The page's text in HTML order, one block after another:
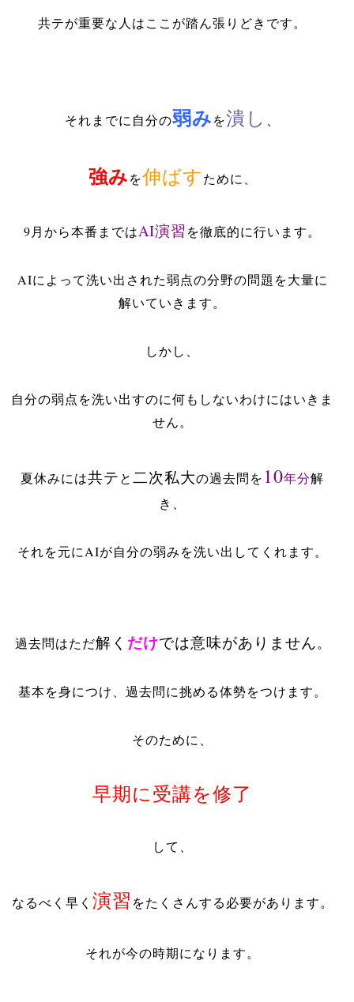
共テが重要な人はここが踏ん張りどきです。
それまでに自分の弱みを潰し
強みを伸ばすために、
9月から本番まではAI演習 を徹底的に行います。
AIによって洗い出された弱点の分野の問題を大量に
解いていきます。
しかし、
自分の弱点を洗い出すのに何もしないわけにはいきま
せん。
夏休みには共テと二次私大の過去問を10年分解
き、
それを元にAIが自分の弱みを洗い出してくれます。
過去問はただ解く だけでは意味がありません。
基本を身につけ、過去問に挑める体勢をつけます。
そのために、
早期に受講を修了
して、
なるべく早く 演習 をたくさんする必要があります。
それが今の時期になります。